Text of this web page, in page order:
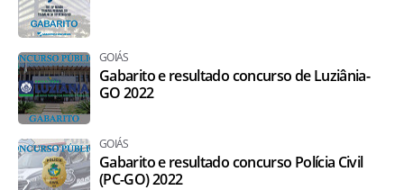
GOIÁS
Gabarito e resultado concurso de Luziânia-
GO 2022
GOIÁS
Gabarito e resultado concurso Polícia Civil
(PC-GO) 2022